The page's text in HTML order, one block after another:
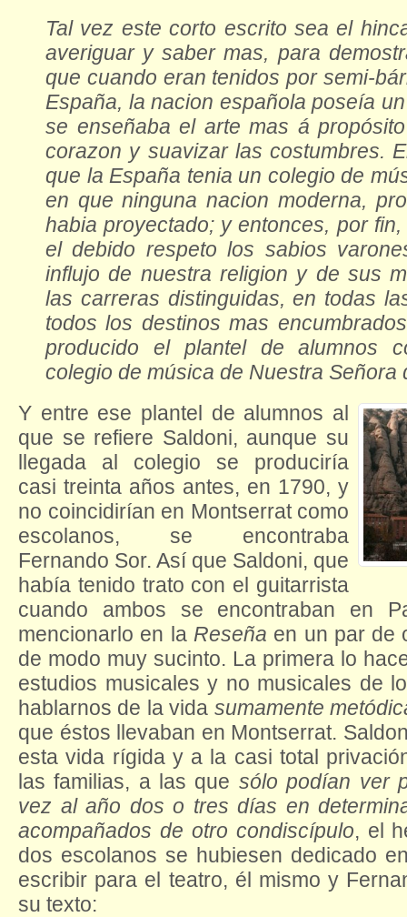
Tal vez este corto escrito sea el
averiguar y saber mas, para
que cuando eran tenidos por semi-
España, la nacion española poseía
se enseñaba el arte mas á
corazon y suavizar las costumbres.
que la España tenia un colegio de
en que ninguna nacion moderna,
habia proyectado; y entonces, por
el debido respeto los sabios
influjo de nuestra religion y de sus
las carreras distinguidas, en todas
todos los destinos mas
producido el plantel de alumnos
colegio de música de Nuestra Señora
Y entre ese plantel de alumnos al
que se refiere Saldoni, aunque su
llegada al colegio se produciría
casi treinta años antes, en 1790, y
no coincidirían en Montserrat como
escolanos, se encontraba
Fernando Sor. Así que Saldoni, que
había tenido trato con el guitarrista
cuando ambos se encontraban en
mencionarlo en la Reseña en un par de
de modo muy sucinto. La primera lo
estudios musicales y no musicales de
hablarnos de la vida sumamente
que éstos llevaban en Montserrat.
esta vida rígida y a la casi total
las familias, a las que sólo podían ver
vez al año dos o tres días en
acompañados de otro condiscípulo, el
dos escolanos se hubiesen dedicado
escribir para el teatro, él mismo y
su texto: